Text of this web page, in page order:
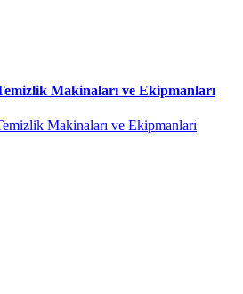
Makinaları ve Ekipmanları
Makinaları ve Ekipmanları|